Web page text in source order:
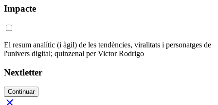
Impacte
El resum analític (i àgil) de les tendències, viralitats i personatges de
l'univers digital; quinzenal per Victor Rodrigo
Nextletter
Continuar